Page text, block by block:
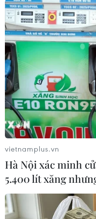
#Tín phiếu #lãi suất
#tỷ giá
vietnamplus.vn
Hà Nội xác minh
5.400 lít xăng